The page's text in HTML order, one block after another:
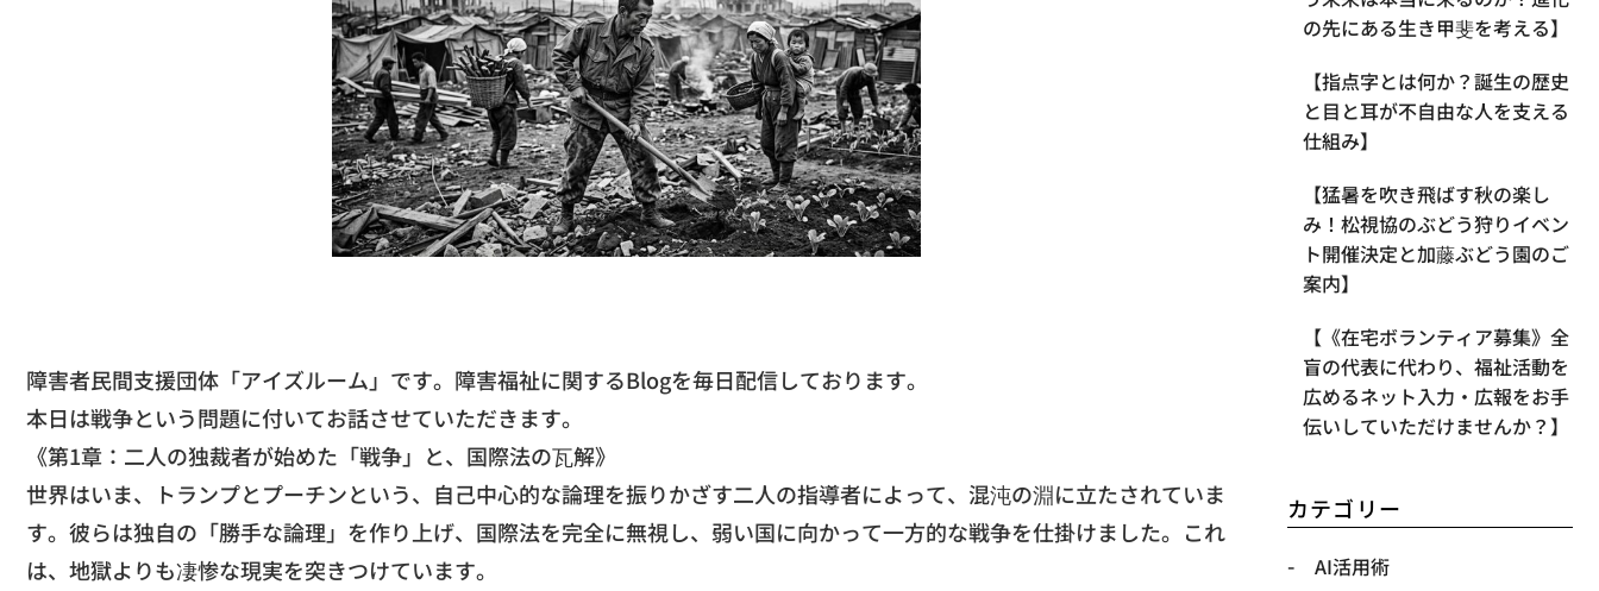
​障害者民間支援団体「アイズルーム」です。障害福祉に関するBlogを毎日配信しております。
本日は戦争という問題に付いてお話させていただきます。
《第1章：二人の独裁者が始めた「戦争」と、国際法の瓦解》
​世界はいま、トランプとプーチンという、 自己中心的な論理を振りかざす二人の指導者によって、 混沌の淵に立たされていま
す。彼らは独自の「勝手な論理」 を作り上げ、国際法を完全に無視し、 弱い国に向かって一方的な戦争を仕掛けました。これ
は、 地獄よりも凄惨な現実を突きつけています。
の先にある生き甲斐を考える】
【指点字とは何か？誕生の歴史
と目と耳が不自由な人を支える
仕組み】
【​猛暑を吹き飛ばす秋の楽し
み！松視協のぶどう狩りイベン
ト開催決定と加藤ぶどう園のご
案内】
【《在宅ボランティア募集》全
盲の代表に代わり、福祉活動を
広めるネット入力・広報をお手
伝いしていただけませんか？】
カテゴリー
AI活用術